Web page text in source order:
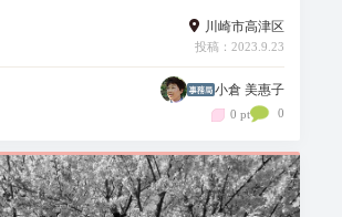
川崎市高津区
投稿：2023.9.23
小倉 美惠子
0 pt 0